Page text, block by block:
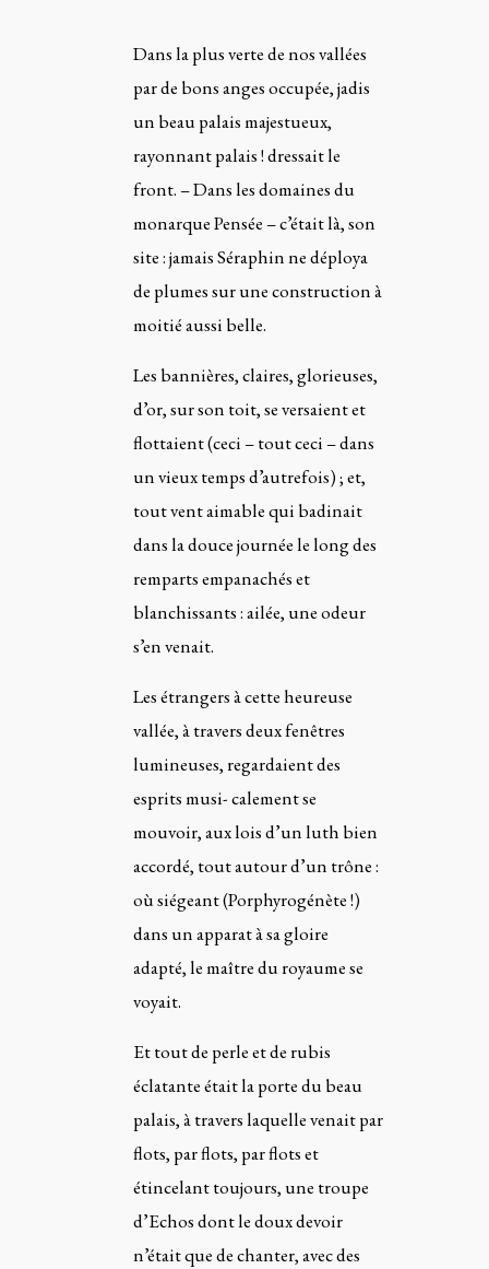
Dans la plus verte de nos vallées
par de bons anges occupée, jadis
un beau palais majestueux,
rayonnant palais ! dressait le
front. – Dans les domaines du
monarque Pensée – c’était là, son
site : jamais Séraphin ne déploya
de plumes sur une construction à
moitié aussi belle.
Les bannières, claires, glorieuses,
d’or, sur son toit, se versaient et
flottaient (ceci – tout ceci – dans
un vieux temps d’autrefois) ; et,
tout vent aimable qui badinait
dans la douce journée le long des
remparts empanachés et
blanchissants : ailée, une odeur
s’en venait.
Les étrangers à cette heureuse
vallée, à travers deux fenêtres
lumineuses, regardaient des
esprits musi- calement se
mouvoir, aux lois d’un luth bien
accordé, tout autour d’un trône :
où siégeant (Porphyrogénète !)
dans un apparat à sa gloire
adapté, le maître du royaume se
voyait.
Et tout de perle et de rubis
éclatante était la porte du beau
palais, à travers laquelle venait par
flots, par flots, par flots et
étincelant toujours, une troupe
d’Echos dont le doux devoir
n’était que de chanter, avec des